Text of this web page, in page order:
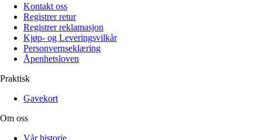
Kontakt oss
Registrer retur
Registrer reklamasjon
Kjøp- og Leveringsvilkår
Personvernseklæring
Åpenhetsloven
Praktisk
Gavekort
Om oss
Vår historie